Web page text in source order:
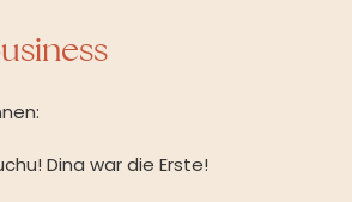
Dina war die Erste!